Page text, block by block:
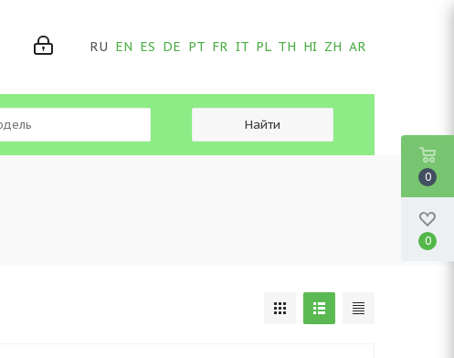
RU EN ES DE PT FR IT PL TH HI ZH AR
0
0